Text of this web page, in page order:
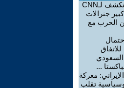
مصادر تكشف لـCNN
جنرالات
الحرب مع
...
معركة
تقلب